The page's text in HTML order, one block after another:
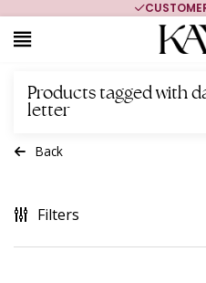
Products tagged with
letter
Back
Filters